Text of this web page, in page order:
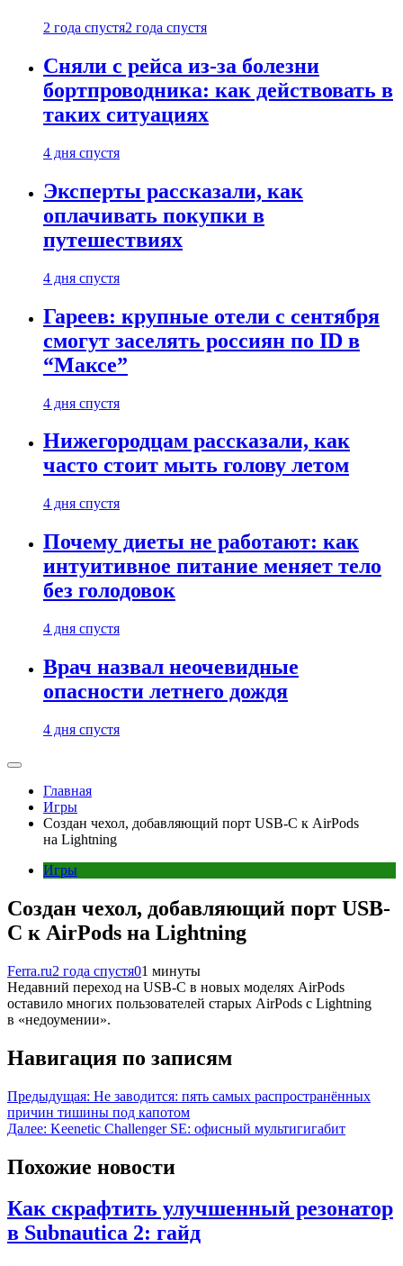
2 года спустя2 года спустя
Сняли с рейса из-за болезни
бортпроводника: как действовать в
таких ситуациях
4 дня спустя
Эксперты рассказали, как
оплачивать покупки в
путешествиях
4 дня спустя
Гареев: крупные отели с сентября
смогут заселять россиян по ID в
“Максе”
4 дня спустя
Нижегородцам рассказали, как
часто стоит мыть голову летом
4 дня спустя
Почему диеты не работают: как
интуитивное питание меняет тело
без голодовок
4 дня спустя
Врач назвал неочевидные
опасности летнего дождя
4 дня спустя
Главная
Игры
Создан чехол, добавляющий порт USB-C к AirPods
на Lightning
Игры
Создан чехол, добавляющий порт USB-
C к AirPods на Lightning
Ferra.ru2 года спустя01 минуты
Недавний переход на USB-C в новых моделях AirPods
оставило многих пользователей старых AirPods с Lightning
в «недоумении».
Навигация по записям
Предыдущая: Не заводится: пять самых распространённых
причин тишины под капотом
Далее: Keenetic Challenger SE: офисный мультигигабит
Похожие новости
Как скрафтить улучшенный резонатор
в Subnautica 2: гайд